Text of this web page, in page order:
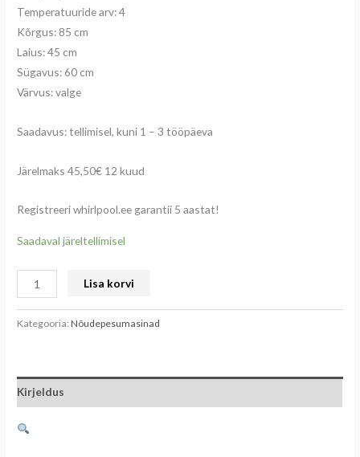
Temperatuuride arv: 4
Kõrgus: 85 cm
Laius: 45 cm
Sügavus: 60 cm
Värvus: valge
Saadavus: tellimisel, kuni 1 – 3 tööpäeva
Järelmaks 45,50€ 12 kuud
Registreeri whirlpool.ee garantii 5 aastat!
Saadaval järeltellimisel
Lisa korvi
Kategooria:Nõudepesumasinad
Kirjeldus